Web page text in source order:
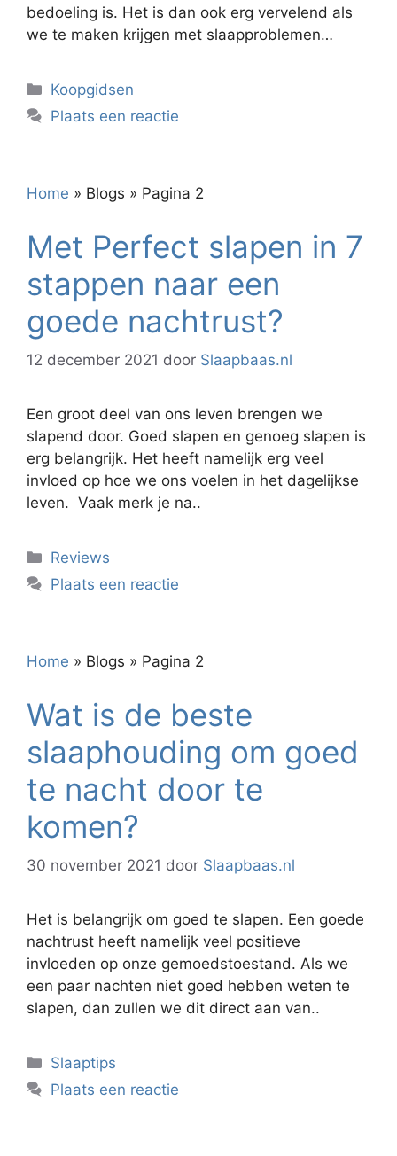
bedoeling is. Het is dan ook erg vervelend als
we te maken krijgen met slaapproblemen…
Categorieën
Koopgidsen
Plaats een reactie
Home » Blogs » Pagina 2
Met Perfect slapen in 7
stappen naar een
goede nachtrust?
12 december 2021 door Slaapbaas.nl
Een groot deel van ons leven brengen we
slapend door. Goed slapen en genoeg slapen is
erg belangrijk. Het heeft namelijk erg veel
invloed op hoe we ons voelen in het dagelijkse
leven. Vaak merk je na..
Categorieën
Reviews
Plaats een reactie
Home » Blogs » Pagina 2
Wat is de beste
slaaphouding om goed
te nacht door te
komen?
30 november 2021 door Slaapbaas.nl
Het is belangrijk om goed te slapen. Een goede
nachtrust heeft namelijk veel positieve
invloeden op onze gemoedstoestand. Als we
een paar nachten niet goed hebben weten te
slapen, dan zullen we dit direct aan van..
Categorieën
Slaaptips
Plaats een reactie